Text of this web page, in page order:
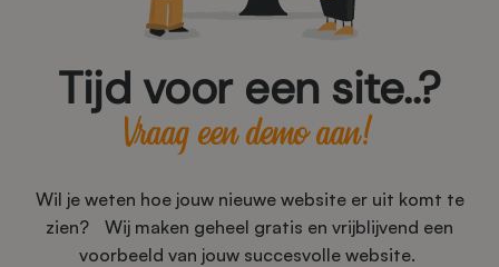
Tijd voor een site..?
Vraag een demo aan!
Wil je weten hoe jouw nieuwe website er uit komt te
zien? Wij maken geheel gratis en vrijblijvend een
voorbeeld van jouw succesvolle website.